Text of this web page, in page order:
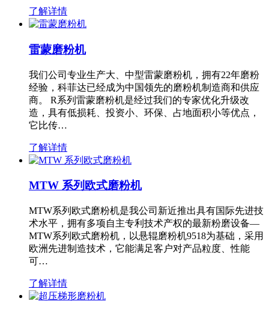
了解详情
雷蒙磨粉机
我们公司专业生产大、中型雷蒙磨粉机，拥有22年磨粉
经验，科菲达已经成为中国领先的磨粉机制造商和供应
商。 R系列雷蒙磨粉机是经过我们的专家优化升级改
造，具有低损耗、投资小、环保、占地面积小等优点，
它比传…
了解详情
MTW 系列欧式磨粉机
MTW系列欧式磨粉机是我公司新近推出具有国际先进技
术水平，拥有多项自主专利技术产权的最新粉磨设备—
MTW系列欧式磨粉机，以悬辊磨粉机9518为基础，采用
欧洲先进制造技术，它能满足客户对产品粒度、性能
可…
了解详情